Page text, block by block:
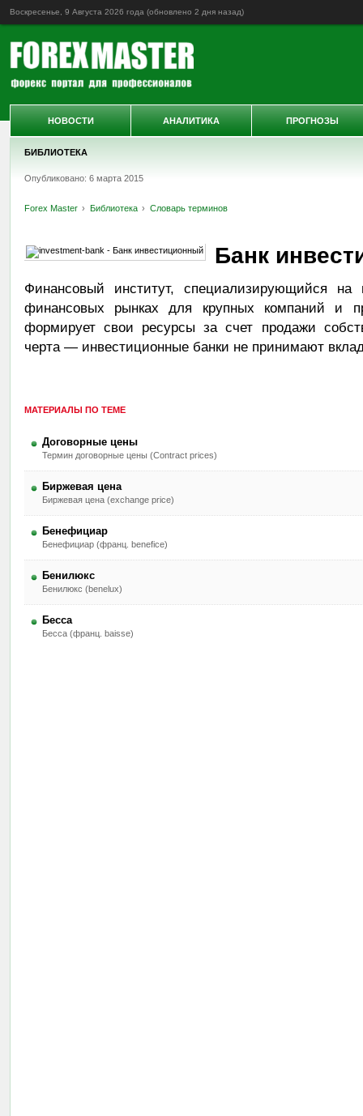
Воскресенье, 9 Августа 2026 года (обновлено 2 дня назад)
БИБЛИОТЕКА
Опубликовано: 6 марта 2015
Forex Master Библиотека Словарь терминов
Банк
Финансовый институт, специализирующийся на
финансовых рынках для крупных компаний и
формирует свои ресурсы за счет продажи
черта — инвестиционные банки не принимают
МАТЕРИАЛЫ ПО ТЕМЕ
Договорные цены
Термин договорные цены (Contract prices)
Биржевая цена
Биржевая цена (exchange price)
Бенефициар
Бенефициар (франц. benefice)
Бенилюкс
Бенилюкс (benelux)
Бесса
Бесса (франц. baisse)
НОВОСТИ АНАЛИТИКА ПРОГНОЗЫ